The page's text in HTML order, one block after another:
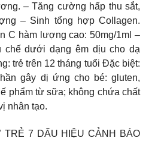
– Tăng cường hấp thu sắt,
– Sinh tổng hợp Collagen.
C hàm lượng cao: 50mg/1ml –
chế dưới dạng êm dịu cho dạ
trẻ trên 12 tháng tuổi Đặc biệt:
gây dị ứng cho bé: gluten,
phẩm từ sữa; không chứa chất
nhân tạo.
TRẺ 7 DẤU HIỆU CẢNH BÁO